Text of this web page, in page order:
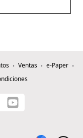
Ventas
e-Paper